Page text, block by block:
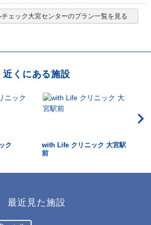
ェック大宮センターのプラン一覧を見る
近くにある施設
ク
with Life クリニック 大宮駅
前
最近見た施設